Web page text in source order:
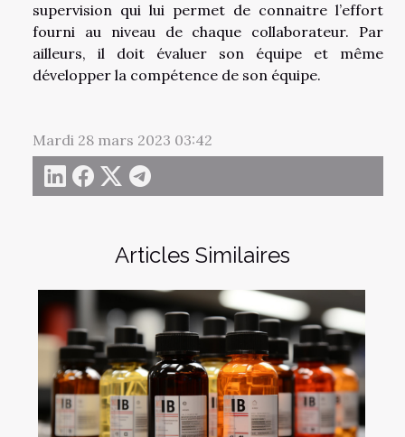
Articles Similaires
supervision qui lui permet de connaitre l’effort
fourni au niveau de chaque collaborateur. Par
ailleurs, il doit évaluer son équipe et même
développer la compétence de son équipe.
Mardi 28 mars 2023 03:42